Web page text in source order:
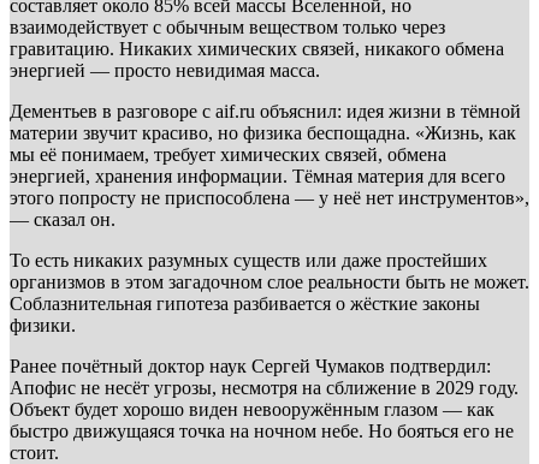
составляет около 85% всей массы Вселенной, но
взаимодействует с обычным веществом только через
гравитацию. Никаких химических связей, никакого обмена
энергией — просто невидимая масса.
Дементьев в разговоре с aif.ru объяснил: идея жизни в тёмной
материи звучит красиво, но физика беспощадна. «Жизнь, как
мы её понимаем, требует химических связей, обмена
энергией, хранения информации. Тёмная материя для всего
этого попросту не приспособлена — у неё нет инструментов»,
— сказал он.
То есть никаких разумных существ или даже простейших
организмов в этом загадочном слое реальности быть не может.
Соблазнительная гипотеза разбивается о жёсткие законы
физики.
Ранее почётный доктор наук Сергей Чумаков подтвердил:
Апофис не несёт угрозы, несмотря на сближение в 2029 году.
Объект будет хорошо виден невооружённым глазом — как
быстро движущаяся точка на ночном небе. Но бояться его не
стоит.